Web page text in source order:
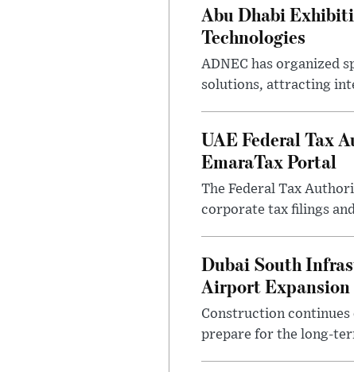
Abu Dhabi
Technologies
ADNEC has organized
solutions, attracting
UAE Federal Tax
EmaraTax Portal
The Federal Tax
corporate tax filings
Dubai South
Airport Expansion
Construction continues
prepare for the long-